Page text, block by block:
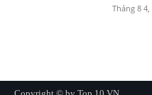
Tháng 8 4,